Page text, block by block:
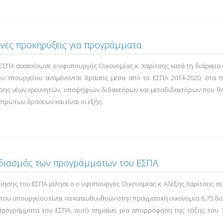
προκηρύξεις για προγράμματα
ΕΣΠΑ ανακοίνωσε ο υφυπουργός Οικονομίας κ. Χαρίτσης κατά τη
Υπουργείου αναμένονται δράσεις μέσα από το ΕΣΠΑ 2014-2020, στα
νέων ερευνητών, υποψήφιων διδακτόρων και μεταδιδακτόρων που
δράσεων και είναι οι εξής:
των προγράμματων του ΕΣΠΑ
του ΕΣΠΑ μίλησε ο ο υφυπουργός Οικονομίας κ. Αλέξης Χαρίτσης
υπουργείου είναι να κατευθυνθούν στην πραγματική οικονομία
του ΕΣΠΑ, αυτό σημαίνει μια απορρόφηση της τάξης του